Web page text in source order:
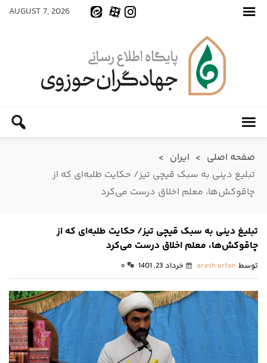
AUGUST 7, 2026
صفحه اصلی > ایران >
تبلیغ دینی به سبک قیچی تیز/ حکایت طلبه‌ای که از
چاقوکش‌ها، معلم اخلاق درست می‌کرد
تبلیغ دینی به سبک قیچی تیز/ حکایت طلبه‌ای که از
چاقوکش‌ها، معلم اخلاق درست می‌کرد
توسط arash erfan خرداد 23, 1401 ۰